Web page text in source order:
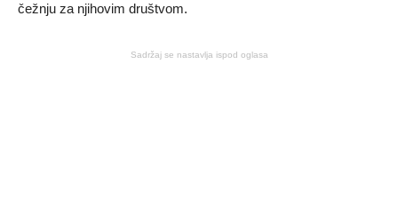
čežnju za njihovim društvom.
Sadržaj se nastavlja ispod oglasa